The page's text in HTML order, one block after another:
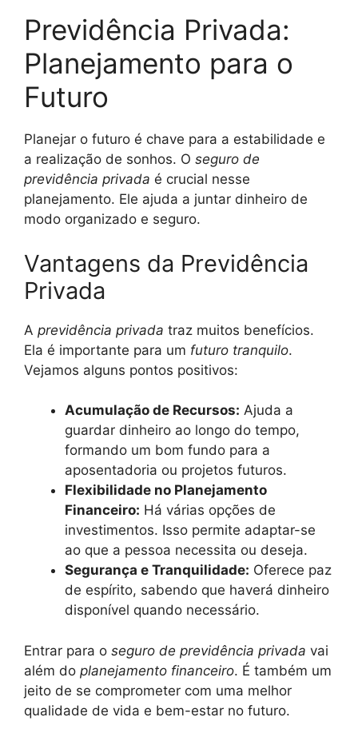
Previdência Privada:
Planejamento para o
Futuro
Planejar o futuro é chave para a estabilidade e
a realização de sonhos. O seguro de
previdência privada é crucial nesse
planejamento. Ele ajuda a juntar dinheiro de
modo organizado e seguro.
Vantagens da Previdência
Privada
A previdência privada traz muitos benefícios.
Ela é importante para um futuro tranquilo.
Vejamos alguns pontos positivos:
Acumulação de Recursos: Ajuda a
guardar dinheiro ao longo do tempo,
formando um bom fundo para a
aposentadoria ou projetos futuros.
Flexibilidade no Planejamento
Financeiro: Há várias opções de
investimentos. Isso permite adaptar-se
ao que a pessoa necessita ou deseja.
Segurança e Tranquilidade: Oferece paz
de espírito, sabendo que haverá dinheiro
disponível quando necessário.
Entrar para o seguro de previdência privada vai
além do planejamento financeiro. É também um
jeito de se comprometer com uma melhor
qualidade de vida e bem-estar no futuro.